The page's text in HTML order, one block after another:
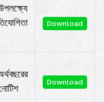
Download
Download